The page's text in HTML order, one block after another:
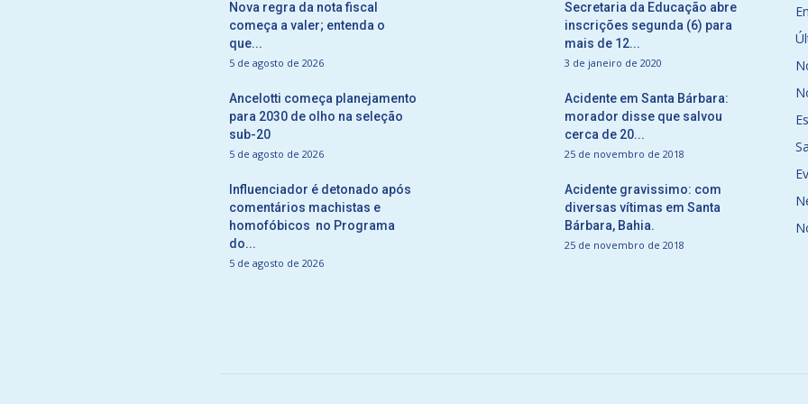
Nova regra da nota fiscal
começa a valer; entenda o
que...
5 de agosto de 2026
Ancelotti começa planejamento
para 2030 de olho na seleção
sub-20
5 de agosto de 2026
Influenciador é detonado após
comentários machistas e
homofóbicos no Programa
do...
5 de agosto de 2026
Secretaria da Educação abre
inscrições segunda (6) para
mais de 12...
3 de janeiro de 2020
Acidente em Santa Bárbara:
morador disse que salvou
cerca de 20...
25 de novembro de 2018
Acidente gravissimo: com
diversas vítimas em Santa
Bárbara, Bahia.
25 de novembro de 2018